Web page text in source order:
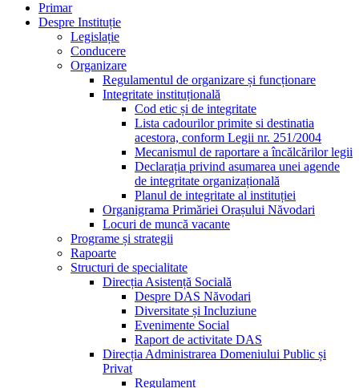
Primar
Despre Instituție
Legislație
Conducere
Organizare
Regulamentul de organizare și funcționare
Integritate instituțională
Cod etic și de integritate
Lista cadourilor primite si destinatia
acestora, conform Legii nr. 251/2004
Mecanismul de raportare a încălcărilor legii
Declarația privind asumarea unei agende
de integritate organizațională
Planul de integritate al instituției
Organigrama Primăriei Orașului Năvodari
Locuri de muncă vacante
Programe și strategii
Rapoarte
Structuri de specialitate
Direcția Asistență Socială
Despre DAS Năvodari
Diversitate și Incluziune
Evenimente Social
Raport de activitate DAS
Direcția Administrarea Domeniului Public și
Privat
Regulament